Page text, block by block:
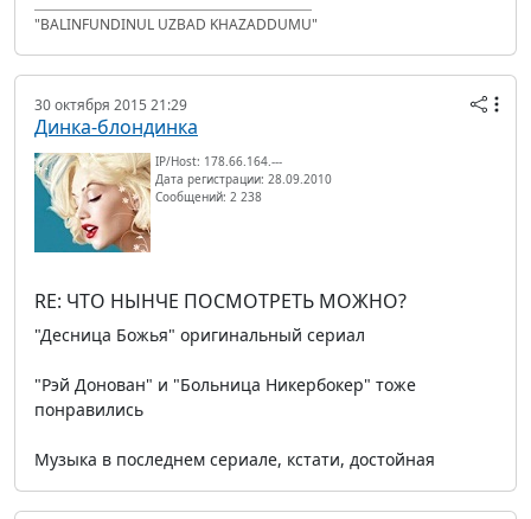
"BALINFUNDINUL UZBAD KHAZADDUMU"
30 октября 2015 21:29
Динка-блондинка
IP/Host: 178.66.164.---
Дата регистрации: 28.09.2010
Сообщений: 2 238
RE: ЧТО НЫНЧЕ ПОСМОТРЕТЬ МОЖНО?
"Десница Божья" оригинальный сериал
"Рэй Донован" и "Больница Никербокер" тоже
понравились
Музыка в последнем сериале, кстати, достойная